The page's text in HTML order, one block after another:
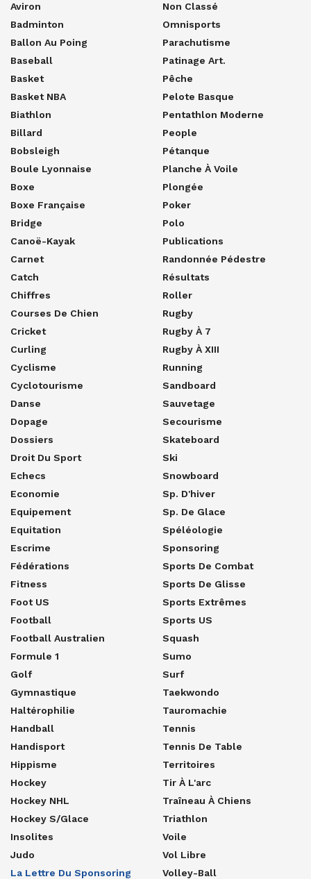
Aviron
Badminton
Ballon Au Poing
Baseball
Basket
Basket NBA
Biathlon
Billard
Bobsleigh
Boule Lyonnaise
Boxe
Boxe Française
Bridge
Canoë-Kayak
Carnet
Catch
Chiffres
Courses De Chien
Cricket
Curling
Cyclisme
Cyclotourisme
Danse
Dopage
Dossiers
Droit Du Sport
Echecs
Economie
Equipement
Equitation
Escrime
Fédérations
Fitness
Foot US
Football
Football Australien
Formule 1
Golf
Gymnastique
Haltérophilie
Handball
Handisport
Hippisme
Hockey
Hockey NHL
Hockey S/glace
Insolites
Judo
La Lettre Du Sponsoring
Non Classé
Omnisports
Parachutisme
Patinage Art.
Pêche
Pelote Basque
Pentathlon Moderne
People
Pétanque
Planche À Voile
Plongée
Poker
Polo
Publications
Randonnée Pédestre
Résultats
Roller
Rugby
Rugby À 7
Rugby À XIII
Running
Sandboard
Sauvetage
Secourisme
Skateboard
Ski
Snowboard
Sp. D'hiver
Sp. De Glace
Spéléologie
Sponsoring
Sports De Combat
Sports De Glisse
Sports Extrêmes
Sports US
Squash
Sumo
Surf
Taekwondo
Tauromachie
Tennis
Tennis De Table
Territoires
Tir À L'arc
Traîneau À Chiens
Triathlon
Voile
Vol Libre
Volley-Ball